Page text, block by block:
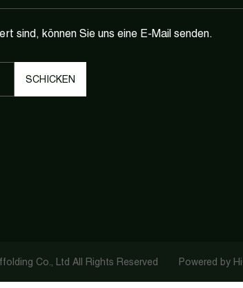
sind, können Sie uns eine E-Mail senden.
Co., Ltd All Rights Reserved Powered by